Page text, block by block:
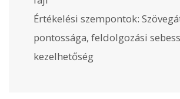
Értékelési szempontok:
pontossága, feldolgozási
kezelhetőség